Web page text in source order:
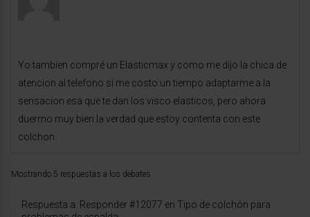
Yo tambien compré un Elasticmax y como me dijo la chica de
atencion al telefono si me costo un tiempo adaptarme a la
sensacion esa que te dan los visco elasticos, pero ahora
duermo muy bien la verdad que estoy contenta con este
colchon.
Mostrando 5 respuestas a los debates
Respuesta a: Responder #12077 en Tipo de colchón para